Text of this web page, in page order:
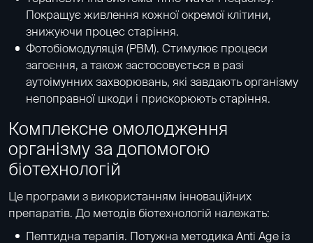
Покращує живлення кожної окремої клітини,
знижуючи процес старіння.
Фотобіомодуляція (PBM). Стимулює процеси
загоєння, а також застосовується в разі
аутоімунних захворювань, які завдають організму
непоправної шкоди і прискорюють старіння.
Комплексне омолодження
організму за допомогою
біотехнологій
Це програми з використанням інноваційних
препаратів. До методів біотехнологій належать:
Пептидна терапія . Потужна методика Anti Age із